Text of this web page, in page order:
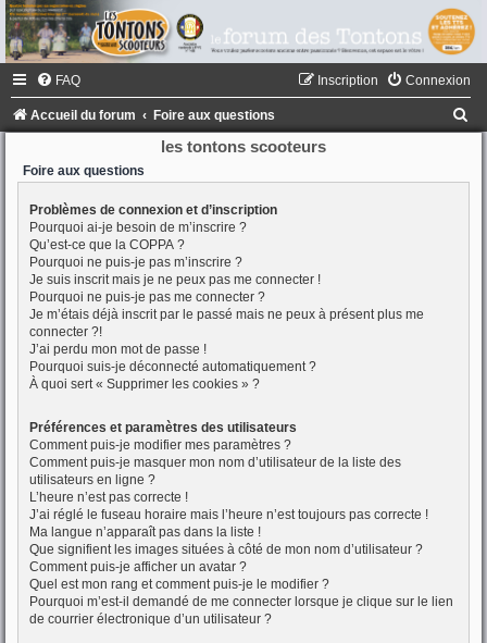
FAQ Connexion
Inscription
Accueil du forum Foire aux questions
les tontons scooteurs
Foire aux questions
Problèmes de connexion et d’inscription
Pourquoi ai-je besoin de m’inscrire ?
Qu’est-ce que la COPPA ?
Pourquoi ne puis-je pas m’inscrire ?
Je suis inscrit mais je ne peux pas me connecter !
Pourquoi ne puis-je pas me connecter ?
Je m’étais déjà inscrit par le passé mais ne peux à présent plus me
connecter ?!
J’ai perdu mon mot de passe !
Pourquoi suis-je déconnecté automatiquement ?
À quoi sert « Supprimer les cookies » ?
Préférences et paramètres des utilisateurs
Comment puis-je modifier mes paramètres ?
Comment puis-je masquer mon nom d’utilisateur de la liste des
utilisateurs en ligne ?
L’heure n’est pas correcte !
J’ai réglé le fuseau horaire mais l’heure n’est toujours pas correcte !
Ma langue n’apparaît pas dans la liste !
Que signifient les images situées à côté de mon nom d’utilisateur ?
Comment puis-je afficher un avatar ?
Quel est mon rang et comment puis-je le modifier ?
Pourquoi m’est-il demandé de me connecter lorsque je clique sur le lien
de courrier électronique d’un utilisateur ?